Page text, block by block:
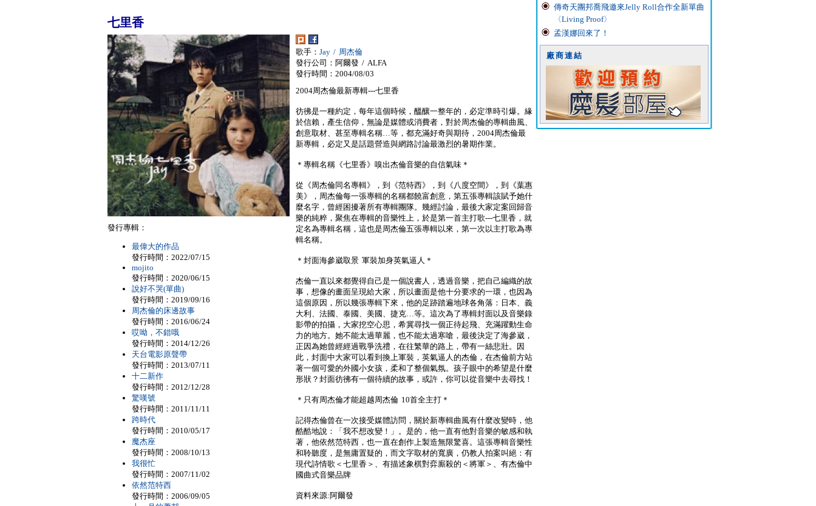
七里香
歌手： Jay / 周杰倫
發行公司：阿爾發 / ALFA
發行時間：2004/08/03
2004周杰倫最新專輯---七里香
彷彿是一種約定，每年這個時候，醞釀一整年的，必定準時引爆。緣
於信賴，產生信仰，無論是媒體或消費者，對於周杰倫的專輯曲風、
創意取材、甚至專輯名稱…等，都充滿好奇與期待，2004周杰倫最
新專輯，必定又是話題營造與網路討論最激烈的暑期作業。
＊專輯名稱《七里香》嗅出杰倫音樂的自信氣味＊
從《周杰倫同名專輯》，到《范特西》，到《八度空間》，到《葉惠
美》，周杰倫每一張專輯的名稱都饒富創意，第五張專輯該賦予她什
麼名字，曾經困擾著所有專輯團隊。幾經討論，最後大家定案回歸音
樂的純粹，聚焦在專輯的音樂性上，於是第一首主打歌---七里香，就
定名為專輯名稱，這也是周杰倫五張專輯以來，第一次以主打歌為專
輯名稱。
＊封面海參崴取景 軍裝加身英氣逼人＊
杰倫一直以來都覺得自己是一個說書人，透過音樂，把自己編織的故
事，想像的畫面呈現給大家，所以畫面是他十分要求的一環，也因為
這個原因，所以幾張專輯下來，他的足跡踏遍地球各角落：日本、義
大利、法國、泰國、美國、捷克…等。這次為了專輯封面以及音樂錄
影帶的拍攝，大家挖空心思，希冀尋找一個正待起飛、充滿躍動生命
力的地方。她不能太過華麗，也不能太過寒嗆，最後決定了海參崴，
正因為她曾經經過戰爭洗禮，在往繁華的路上，帶有一絲悲壯。因
此，封面中大家可以看到換上軍裝，英氣逼人的杰倫，在杰倫前方站
著一個可愛的外國小女孩，柔和了整個氣氛。孩子眼中的希望是什麼
形狀？封面彷彿有一個待續的故事，或許，你可以從音樂中去尋找！
＊只有周杰倫才能超越周杰倫 10首全主打＊
記得杰倫曾在一次接受媒體訪問，關於新專輯曲風有什麼改變時，他
酷酷地說：「我不想改變！」。是的，他一直有他對音樂的敏感和執
著，他依然范特西，也一直在創作上製造無限驚喜。這張專輯音樂性
和聆聽度，是無庸置疑的，而文字取材的寬廣，仍教人拍案叫絕：有
現代詩情歌＜七里香＞、有描述象棋對弈廝殺的＜將軍＞、有杰倫中
國曲式音樂品牌
資料來源:阿爾發
發行專輯：
最偉大的作品
發行時間：2022/07/15
mojito
發行時間：2020/06/15
說好不哭(單曲)
發行時間：2019/09/16
周杰倫的床邊故事
發行時間：2016/06/24
哎呦，不錯哦
發行時間：2014/12/26
天台電影原聲帶
發行時間：2013/07/11
十二新作
發行時間：2012/12/28
驚嘆號
發行時間：2011/11/11
跨時代
發行時間：2010/05/17
魔杰座
發行時間：2008/10/13
我很忙
發行時間：2007/11/02
依然范特西
發行時間：2006/09/05
傳奇天團邦喬飛邀來Jelly Roll合作全新單曲
〈Living Proof〉
孟漢娜回來了！
廠商連結